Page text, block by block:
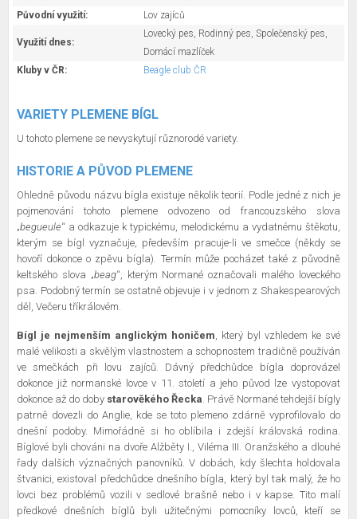
Původní využití:
Lov zajíců
Využití dnes:
Lovecký pes, Rodinný pes, Společenský pes,
Domácí mazlíček
Kluby v ČR:
Beagle club ČR
VARIETY PLEMENE BÍGL
U tohoto plemene se nevyskytují různorodé variety.
HISTORIE A PŮVOD PLEMENE
Ohledně původu názvu bígla existuje několik teorií. Podle jedné z nich je
pojmenování tohoto plemene odvozeno od francouzského slova
„begueule“ a odkazuje k typickému, melodickému a vydatnému štěkotu,
kterým se bígl vyznačuje, především pracuje-li ve smečce (někdy se
hovoří dokonce o zpěvu bígla). Termín může pocházet také z původně
keltského slova „beag“, kterým Normané označovali malého loveckého
psa. Podobný termín se ostatně objevuje i v jednom z Shakespearových
děl, Večeru tříkrálovém.
Bígl je nejmenším anglickým honičem, který byl vzhledem ke své
malé velikosti a skvělým vlastnostem a schopnostem tradičně používán
ve smečkách při lovu zajíců. Dávný předchůdce bígla doprovázel
dokonce již normanské lovce v 11. století a jeho původ lze vystopovat
dokonce až do doby starověkého Řecka. Právě Normané tehdejší bígly
patrně dovezli do Anglie, kde se toto plemeno zdárně vyprofilovalo do
dnešní podoby. Mimořádně si ho oblíbila i zdejší královská rodina.
Bíglové byli chováni na dvoře Alžběty I., Viléma III. Oranžského a dlouhé
řady dalších význačných panovníků. V dobách, kdy šlechta holdovala
štvanici, existoval předchůdce dnešního bígla, který byl tak malý, že ho
lovci bez problémů vozili v sedlové brašně nebo i v kapse. Tito malí
předkové dnešních bíglů byli užitečnými pomocníky lovců, kteří se